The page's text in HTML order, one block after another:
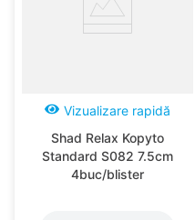
Vizualizare rapidă
Shad Relax Kopyto
Standard S082 7.5cm
4buc/blister